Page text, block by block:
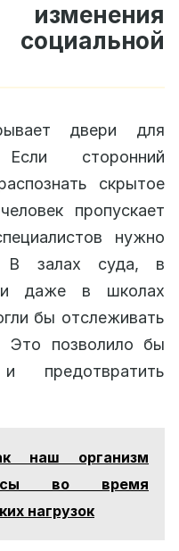
двери для
сторонний
скрытое
пропускает
нужно
В залах суда, в
и даже в школах
бы отслеживать
Это позволило бы
предотвратить
наш организм
во время
нагрузок